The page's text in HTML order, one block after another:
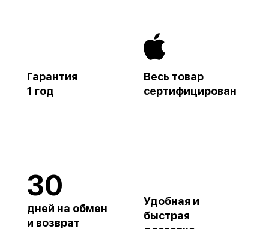
Гарантия
1 год
Весь товар
сертифицирован
30
дней на обмен
и возврат
Удобная и
быстрая